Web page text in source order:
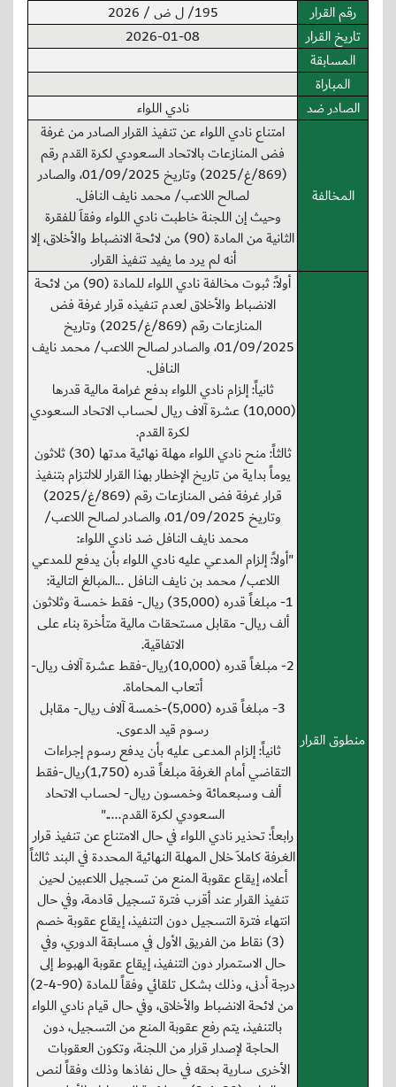
رقم القرار
195/ ل ض / 2026
تاريخ القرار
2026-01-08
المسابقة
المباراة
الصادر ضد
نادي اللواء
المخالفة
امتناع نادي اللواء عن تنفيذ القرار الصادر من غرفة
فض المنازعات بالاتحاد السعودي لكرة القدم رقم
(869/غ/2025) وتاريخ 01/09/2025، والصادر
لصالح اللاعب/ محمد نايف النافل.
وحيث إن اللجنة خاطبت نادي اللواء وفقاَ للفقرة
الثانية من المادة (90) من لائحة الانضباط والأخلاق، إلا
أنه لم يرد ما يفيد تنفيذ القرار.
منطوق القرار
أولاً: ثبوت مخالفة نادي اللواء للمادة (90) من لائحة
الانضباط والأخلاق لعدم تنفيذه قرار غرفة فض
المنازعات رقم (869/غ/2025) وتاريخ
01/09/2025، والصادر لصالح اللاعب/ محمد نايف
النافل.
ثانياً: إلزام نادي اللواء بدفع غرامة مالية قدرها
(10,000) عشرة آلاف ريال لحساب الاتحاد السعودي
لكرة القدم.
ثالثاً: منح نادي اللواء مهلة نهائية مدتها (30) ثلاثون
يوماً بداية من تاريخ الإخطار بهذا القرار للالتزام بتنفيذ
قرار غرفة فض المنازعات رقم (869/غ/2025)
وتاريخ 01/09/2025، والصادر لصالح اللاعب/
محمد نايف النافل ضد نادي اللواء:
"أولاً: إلزام المدعي عليه نادي اللواء بأن يدفع للمدعي
اللاعب/ محمد بن نايف النافل ...المبالغ التالية:
1- مبلغاً قدره (35,000) ريال- فقط خمسة وثلاثون
ألف ريال- مقابل مستحقات مالية متأخرة بناء على
الاتفاقية.
2- مبلغاً قدره (10,000)ريال-فقط عشرة آلاف ريال-
أتعاب المحاماة.
3- مبلغاً قدره (5,000)-خمسة آلاف ريال- مقابل
رسوم قيد الدعوى.
ثانياً: إلزام المدعى عليه بأن يدفع رسوم إجراءات
التقاضي أمام الغرفة مبلغاً قدره (1,750)ريال-فقط
ألف وسبعمائة وخمسون ريال- لحساب الاتحاد
السعودي لكرة القدم....."
رابعاً: تحذير نادي اللواء في حال الامتناع عن تنفيذ قرار
الغرفة كاملاَ خلال المهلة النهائية المحددة في البند ثالثاً
أعلاه، إيقاع عقوبة المنع من تسجيل اللاعبين لحين
تنفيذ القرار عند أقرب فترة تسجيل قادمة، وفي حال
انتهاء فترة التسجيل دون التنفيذ، إيقاع عقوبة خصم
(3) نقاط من الفريق الأول في مسابقة الدوري، وفي
حال الاستمرار دون التنفيذ، إيقاع عقوبة الهبوط إلى
درجة أدنى، وذلك بشكل تلقائي وفقاً للمادة (90-4-2)
من لائحة الانضباط والأخلاق، وفي حال قيام نادي اللواء
بالتنفيذ، يتم رفع عقوبة المنع من التسجيل، دون
الحاجة لإصدار قرار من اللجنة، وتكون العقوبات
الأخرى سارية بحقه في حال نفاذها وذلك وفقاً لنص